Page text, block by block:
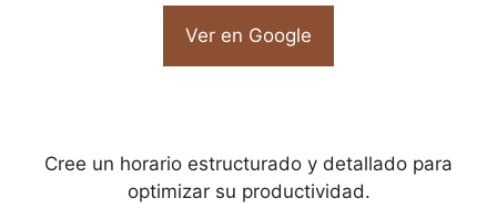
Ver en Google
Cree un horario estructurado y detallado para
optimizar su productividad.